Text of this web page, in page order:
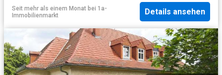
Seit mehr als einem Monat bei 1a-
Immobilienmarkt
Details ansehen